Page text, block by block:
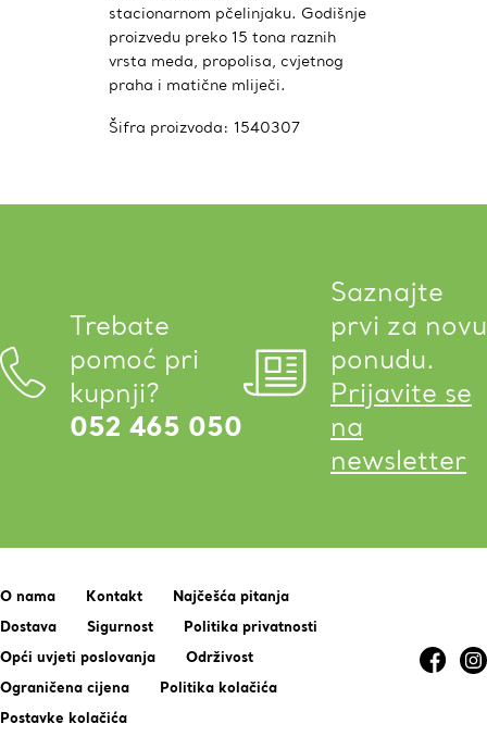
stacionarnom pčelinjaku. Godišnje
proizvedu preko 15 tona raznih
vrsta meda, propolisa, cvjetnog
praha i matične mliječi.
Šifra proizvoda: 1540307
Trebate
pomoć pri
kupnji?
052 465 050
Saznajte
prvi za novu
ponudu.
Prijavite se
na
newsletter
O nama Kontakt
Najčešća pitanja
Dostava
Sigurnost
Politika privatnosti
Opći uvjeti poslovanja
Održivost
Ograničena cijena
Politika kolačića
Postavke kolačića